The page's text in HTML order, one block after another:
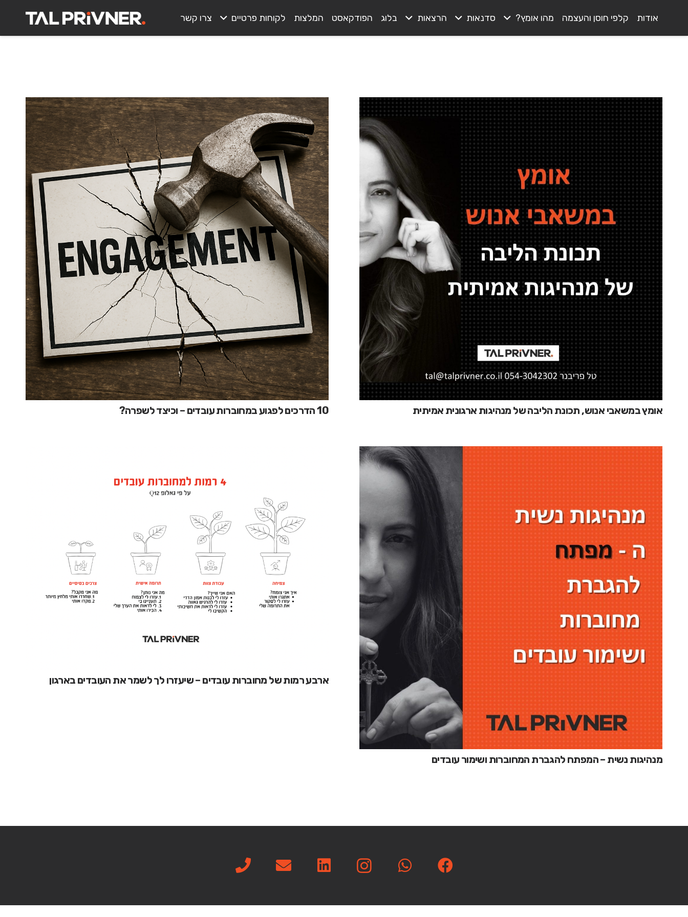
אודות קלפי חוסן והעצמה מהו אומץ? סדנאות הרצאות בלוג הפודקאסט המלצות לקוחות פרטיים צרו קשר
אומץ במשאבי אנוש, תכונת הליבה של מנהיגות ארגונית אמיתית 10 הדרכים לפגוע במחוברות עובדים – וכיצד לשפרה?
מנהיגות נשית – המפתח להגברת המחוברות ושימור עובדים
ארבע רמות של מחוברות עובדים – שיעזרו לך לשמר את העובדים בארגון